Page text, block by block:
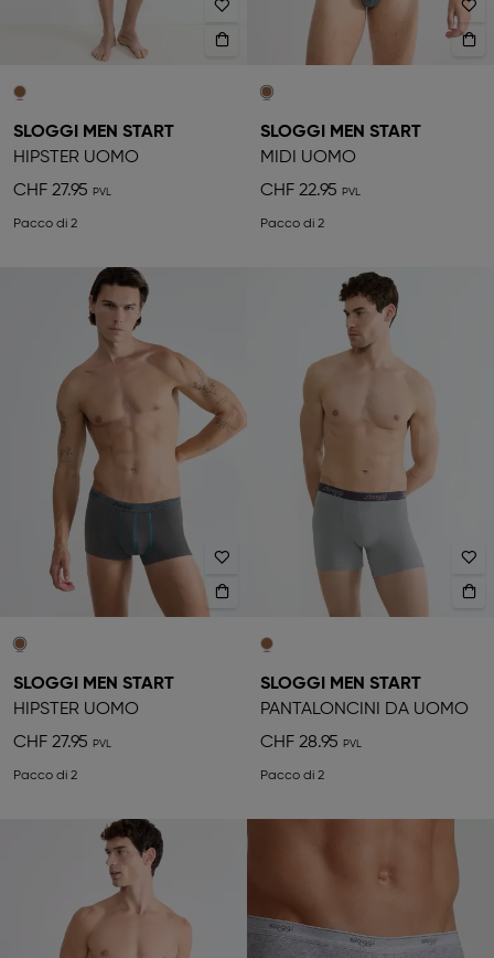
SLOGGI MEN START
HIPSTER UOMO
CHF 27.95
Pacco di 2
SLOGGI MEN START
MIDI UOMO
CHF 22.95
Pacco di 2
SLOGGI MEN START
HIPSTER UOMO
CHF 27.95
Pacco di 2
SLOGGI MEN START
PANTALONCINI DA UOMO
CHF 28.95
Pacco di 2